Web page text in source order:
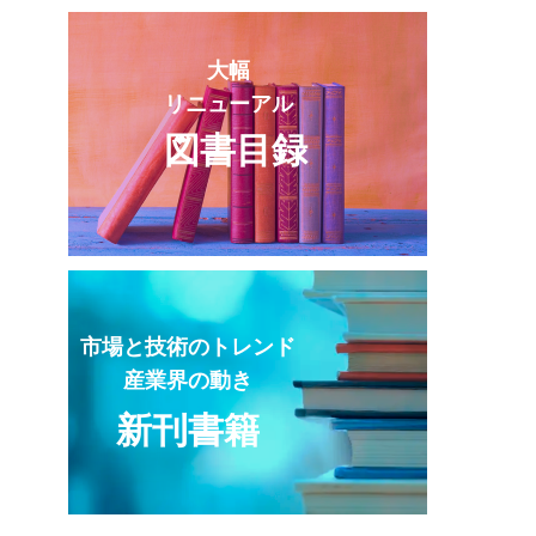
大幅
リニューアル
図書目録
市場と技術のトレンド
産業界の動き
新刊書籍